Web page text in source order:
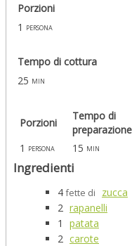
Porzioni
1 persona
Tempo di cottura
25 min
Porzioni
Tempo di
preparazione
1 persona 15 min
Ingredienti
4 fette di
zucca
2 rapanelli
1
patata
2 carote